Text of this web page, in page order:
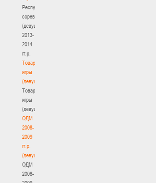
Республиканские
соревнования
(девушки)
2013-
2014
гг.р.
Товарищеские
игры
(девушки)
Товарищеские
игры
(девушки)
ОДМ
2008-
2009
гг.р.
(девушки)
ОДМ
2008-